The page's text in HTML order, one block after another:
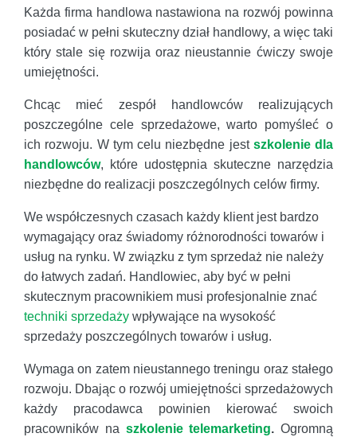
Każda firma handlowa nastawiona na rozwój powinna
posiadać w pełni skuteczny dział handlowy, a więc taki
który stale się rozwija oraz nieustannie ćwiczy swoje
umiejętności.
Chcąc mieć zespół handlowców realizujących
poszczególne cele sprzedażowe, warto pomyśleć o
ich rozwoju. W tym celu niezbędne jest szkolenie dla
handlowców, które udostępnia skuteczne narzędzia
niezbędne do realizacji poszczególnych celów firmy.
We współczesnych czasach każdy klient jest bardzo
wymagający oraz świadomy różnorodności towarów i
usług na rynku. W związku z tym sprzedaż nie należy
do łatwych zadań. Handlowiec, aby być w pełni
skutecznym pracownikiem musi profesjonalnie znać
techniki sprzedaży wpływające na wysokość
sprzedaży poszczególnych towarów i usług.
Wymaga on zatem nieustannego treningu oraz stałego
rozwoju. Dbając o rozwój umiejętności sprzedażowych
każdy pracodawca powinien kierować swoich
pracowników na szkolenie telemarketing. Ogromną